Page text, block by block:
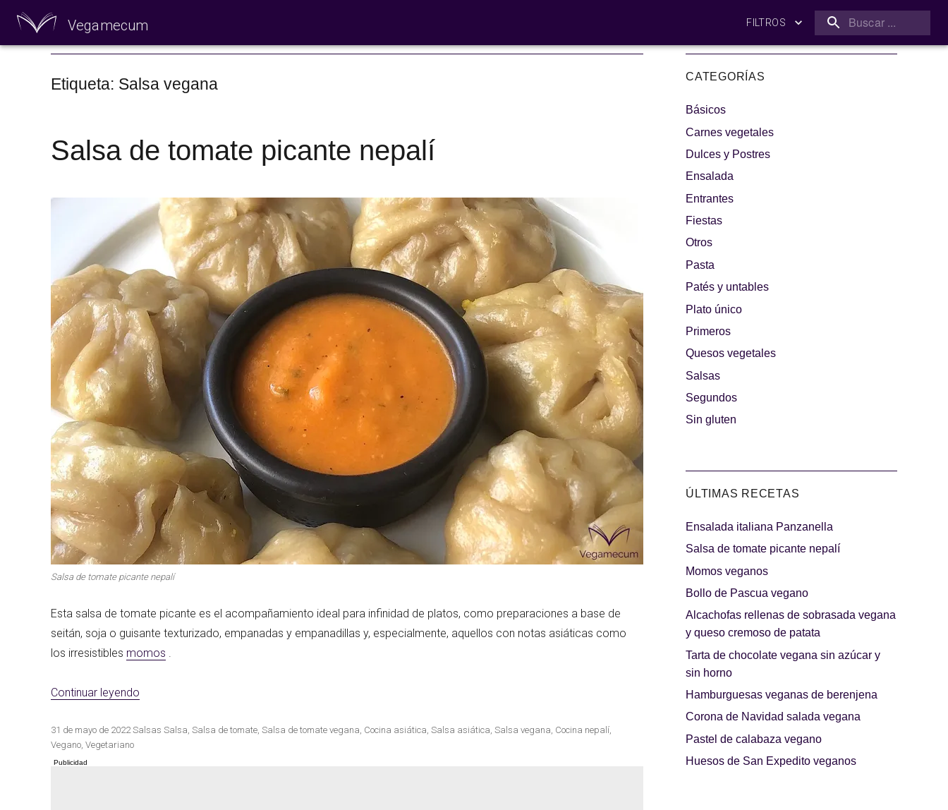
Vegamecum FILTROS
legumbres
¡A dipear!
Primeros para brillar Segundos irresistibles Los más completos
Las Hamburguesas
más Top
Los más dulces
Carnes 2.0 Bella Italia La salsa ideal Los imprescindibles Días de fiesta
Cocina de invierno
Etiqueta: Salsa vegana
Salsa de tomate picante nepalí
Salsa de tomate picante nepalí
Esta salsa de tomate picante es el acompañamiento ideal para infinidad de platos, como preparaciones a base de
seitán, soja o guisante texturizado, empanadas y empanadillas y, especialmente, aquellos con notas asiáticas como
los irresistibles momos .
Continuar leyendo
Publicado
el
31 de mayo de 2022 Categorías
Salsas Etiquetas
Salsa, Salsa de tomate, Salsa de tomate vegana, Cocina asiática, Salsa asiática, Salsa vegana, Cocina nepalí,
Vegano, Vegetariano
CATEGORÍAS
Básicos
Carnes vegetales
Dulces y Postres
Ensalada
Entrantes
Fiestas
Otros
Pasta
Patés y untables
Plato único
Primeros
Quesos vegetales
Salsas
Segundos
Sin gluten
ÚLTIMAS RECETAS
Ensalada italiana Panzanella
Salsa de tomate picante nepalí
Momos veganos
Bollo de Pascua vegano
Alcachofas rellenas de sobrasada vegana
y queso cremoso de patata
Tarta de chocolate vegana sin azúcar y
sin horno
Hamburguesas veganas de berenjena
Corona de Navidad salada vegana
Pastel de calabaza vegano
Huesos de San Expedito veganos